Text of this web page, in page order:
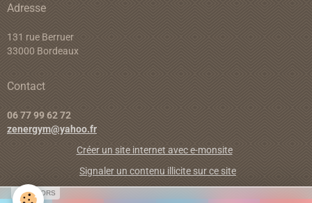
Adresse
131 rue Berruer
33000 Bordeaux
Contact
06 77 99 62 72
zenergym@yahoo.fr
Créer un site internet avec e-monsite
Signaler un contenu illicite sur ce site
SPONSORS